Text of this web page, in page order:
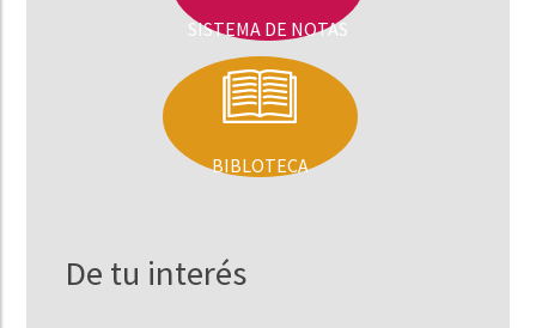
SISTEMA DE NOTAS
BIBLOTECA
De tu interés